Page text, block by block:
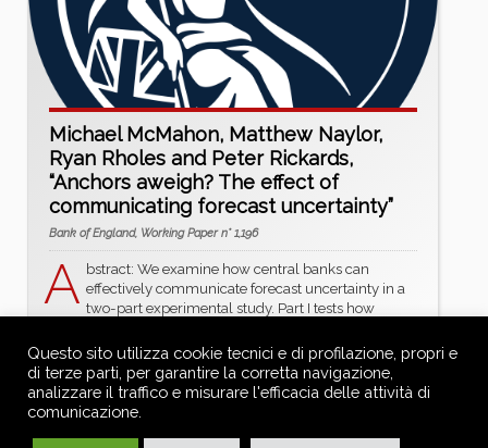
Michael McMahon, Matthew Naylor,
Ryan Rholes and Peter Rickards,
“Anchors aweigh? The effect of
communicating forecast uncertainty”
Bank of England, Working Paper n° 1,196
A bstract: We examine how central banks can
effectively communicate forecast uncertainty in a
two-part experimental study. Part I tests how
whisker plots, speedometers, and ranges –
communicate uncertainty to both the general public and
expert audiences. We...more »
Questo sito utilizza cookie tecnici e di profilazione, propri e
di terze parti, per garantire la corretta navigazione,
analizzare il traffico e misurare l'efficacia delle attività di
comunicazione.